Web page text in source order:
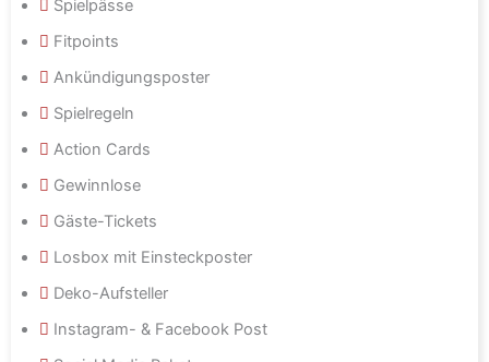
Spielpässe
Fitpoints
Ankündigungsposter
Spielregeln
Action Cards
Gewinnlose
Gäste-Tickets
Losbox mit Einsteckposter
Deko-Aufsteller
Instagram- & Facebook Post